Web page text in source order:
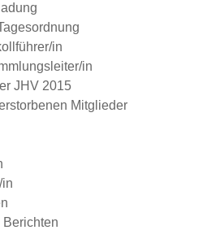
in
in
JHV 2015
Mitglieder
in
Berichten